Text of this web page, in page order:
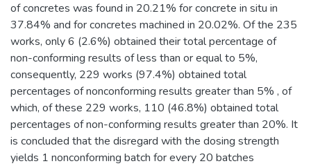
of concretes was found in 20.21% for concrete in situ in
37.84% and for concretes machined in 20.02%. Of the 235
works, only 6 (2.6%) obtained their total percentage of
non-conforming results of less than or equal to 5%,
consequently, 229 works (97.4%) obtained total
percentages of nonconforming results greater than 5% , of
which, of these 229 works, 110 (46.8%) obtained total
percentages of non-conforming results greater than 20%. It
is concluded that the disregard with the dosing strength
yields 1 nonconforming batch for every 20 batches